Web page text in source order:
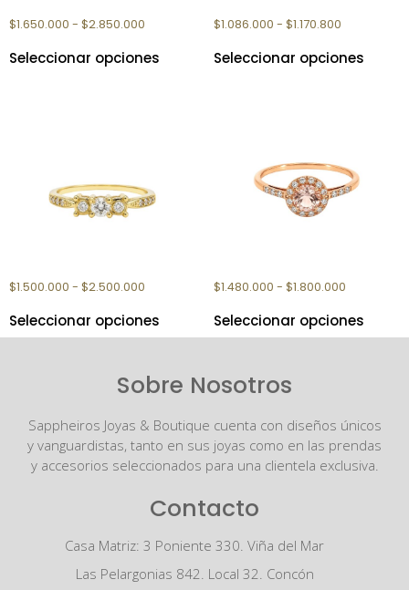
$1.650.000 - $2.850.000
Seleccionar opciones
$1.086.000 - $1.170.800
Seleccionar opciones
$1.500.000 - $2.500.000
Seleccionar opciones
$1.480.000 - $1.800.000
Seleccionar opciones
Sobre Nosotros
Sappheiros Joyas & Boutique cuenta con diseños únicos
y vanguardistas, tanto en sus joyas como en las prendas
y accesorios seleccionados para una clientela exclusiva.
Contacto
Casa Matriz: 3 Poniente 330. Viña del Mar
Las Pelargonias 842. Local 32. Concón